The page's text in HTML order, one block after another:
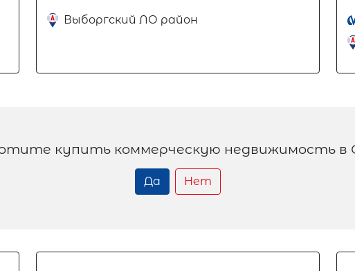
Выборгский ЛО район
купить коммерческую недвижимость в
Да Нет